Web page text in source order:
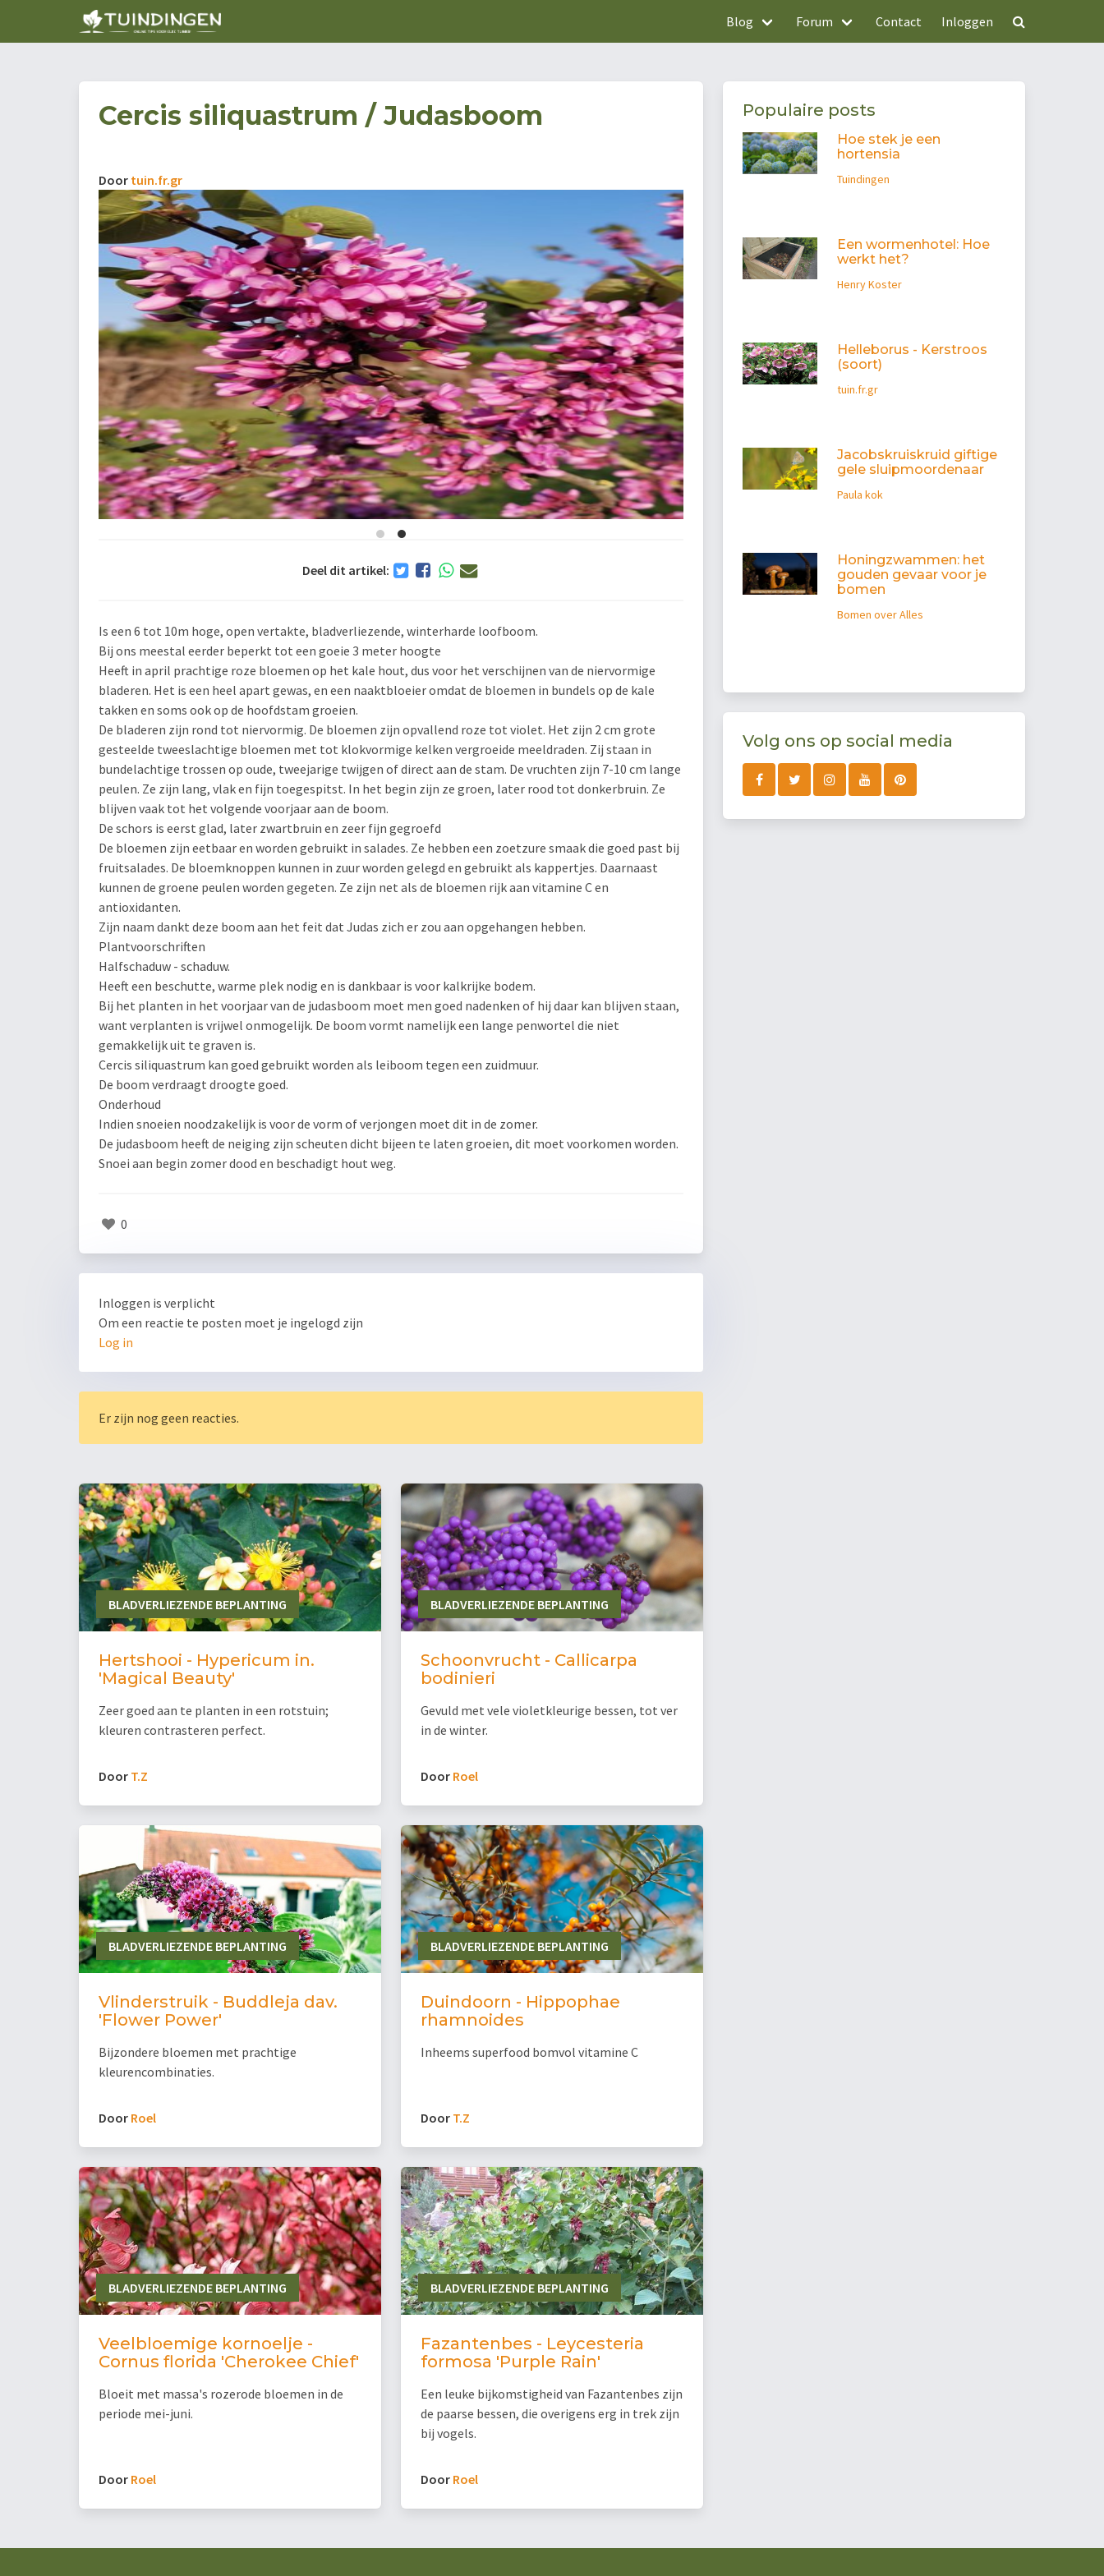
Blog Forum Contact Inloggen
Cercis siliquastrum / Judasboom
Door tuin.fr.gr
Deel dit artikel:
Is een 6 tot 10m hoge, open vertakte, bladverliezende, winterharde loofboom.
Bij ons meestal eerder beperkt tot een goeie 3 meter hoogte
Heeft in april prachtige roze bloemen op het kale hout, dus voor het verschijnen van de niervormige
bladeren. Het is een heel apart gewas, en een naaktbloeier omdat de bloemen in bundels op de kale
takken en soms ook op de hoofdstam groeien.
De bladeren zijn rond tot niervormig. De bloemen zijn opvallend roze tot violet. Het zijn 2 cm grote
gesteelde tweeslachtige bloemen met tot klokvormige kelken vergroeide meeldraden. Zij staan in
bundelachtige trossen op oude, tweejarige twijgen of direct aan de stam. De vruchten zijn 7-10 cm lange
peulen. Ze zijn lang, vlak en fijn toegespitst. In het begin zijn ze groen, later rood tot donkerbruin. Ze
blijven vaak tot het volgende voorjaar aan de boom.
De schors is eerst glad, later zwartbruin en zeer fijn gegroefd
De bloemen zijn eetbaar en worden gebruikt in salades. Ze hebben een zoetzure smaak die goed past bij
fruitsalades. De bloemknoppen kunnen in zuur worden gelegd en gebruikt als kappertjes. Daarnaast
kunnen de groene peulen worden gegeten. Ze zijn net als de bloemen rijk aan vitamine C en
antioxidanten.
Zijn naam dankt deze boom aan het feit dat Judas zich er zou aan opgehangen hebben.
Plantvoorschriften
Halfschaduw - schaduw.
Heeft een beschutte, warme plek nodig en is dankbaar is voor kalkrijke bodem.
Bij het planten in het voorjaar van de judasboom moet men goed nadenken of hij daar kan blijven staan,
want verplanten is vrijwel onmogelijk. De boom vormt namelijk een lange penwortel die niet
gemakkelijk uit te graven is.
Cercis siliquastrum kan goed gebruikt worden als leiboom tegen een zuidmuur.
De boom verdraagt droogte goed.
Onderhoud
Indien snoeien noodzakelijk is voor de vorm of verjongen moet dit in de zomer.
De judasboom heeft de neiging zijn scheuten dicht bijeen te laten groeien, dit moet voorkomen worden.
Snoei aan begin zomer dood en beschadigt hout weg.
0
Inloggen is verplicht
Om een reactie te posten moet je ingelogd zijn
Log in
Er zijn nog geen reacties.
BLADVERLIEZENDE BEPLANTING
Hertshooi - Hypericum in.
'Magical Beauty'
Zeer goed aan te planten in een rotstuin;
kleuren contrasteren perfect.
Door T.Z
BLADVERLIEZENDE BEPLANTING
Schoonvrucht - Callicarpa
bodinieri
Gevuld met vele violetkleurige bessen, tot ver
in de winter.
Door Roel
BLADVERLIEZENDE BEPLANTING
Vlinderstruik - Buddleja dav.
'Flower Power'
Bijzondere bloemen met prachtige
kleurencombinaties.
Door Roel
BLADVERLIEZENDE BEPLANTING
Duindoorn - Hippophae
rhamnoides
Inheems superfood bomvol vitamine C
Door T.Z
BLADVERLIEZENDE BEPLANTING
Veelbloemige kornoelje -
Cornus florida 'Cherokee Chief'
Bloeit met massa's rozerode bloemen in de
periode mei-juni.
Door Roel
BLADVERLIEZENDE BEPLANTING
Fazantenbes - Leycesteria
formosa 'Purple Rain'
Een leuke bijkomstigheid van Fazantenbes zijn
de paarse bessen, die overigens erg in trek zijn
bij vogels.
Door Roel
Populaire posts
Hoe stek je een
hortensia
Tuindingen
Een wormenhotel: Hoe
werkt het?
Henry Koster
Helleborus - Kerstroos
(soort)
tuin.fr.gr
Jacobskruiskruid giftige
gele sluipmoordenaar
Paula kok
Honingzwammen: het
gouden gevaar voor je
bomen
Bomen over Alles
Volg ons op social media